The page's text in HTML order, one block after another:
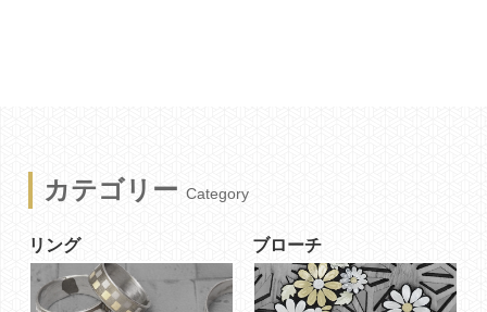
カテゴリーCategory
リング ブローチ